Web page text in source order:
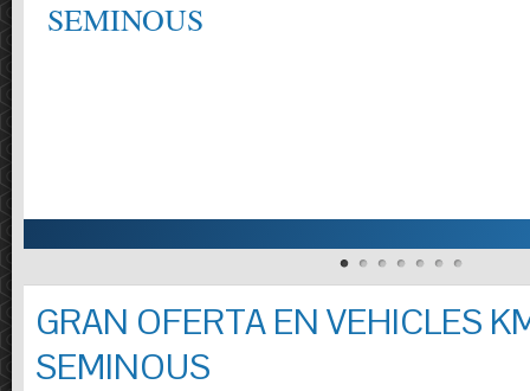
SEMINOUS
GRAN OFERTA EN VEHICLES
SEMINOUS